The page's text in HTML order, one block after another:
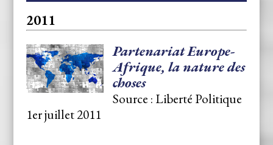
2011
Partenariat Europe-
Afrique, la nature des
choses
Source : Liberté Politique
1er juillet 2011